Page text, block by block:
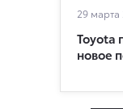
29 марта
Toyota
новое